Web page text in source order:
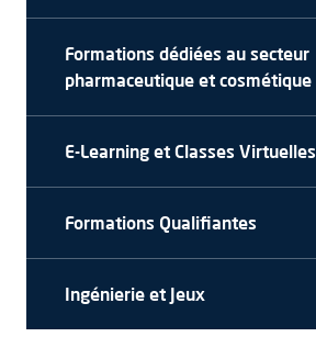
Formations dédiées au secteur
pharmaceutique et cosmétique
E-Learning et Classes Virtuelles
Formations Qualifiantes
Ingénierie et Jeux